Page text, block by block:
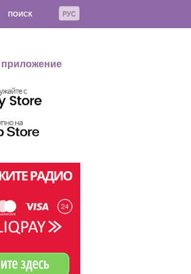
РУС
ПОИСК